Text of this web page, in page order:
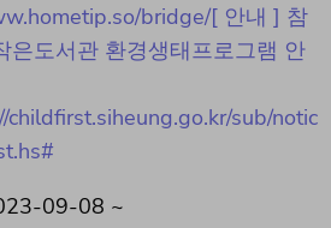
bridge/[ 안내 ] 참
은도서관 환경생태프로그램 안
childfirst.siheung.go.kr/sub/notic
09-08 ~